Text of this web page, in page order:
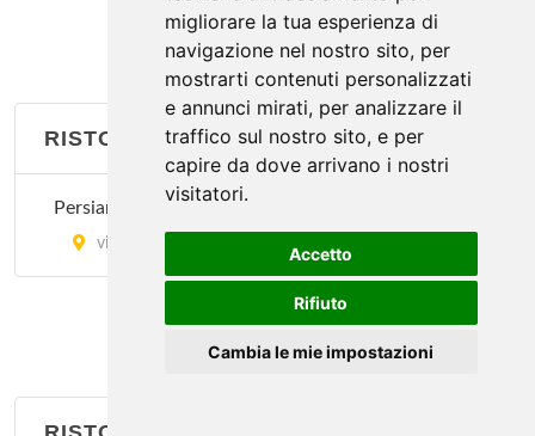
migliorare la tua esperienza di
navigazione nel nostro sito, per
mostrarti contenuti personalizzati
e annunci mirati, per analizzare il
traffico sul nostro sito, e per
capire da dove arrivano i nostri
visitatori.
Accetto
Rifiuto
Cambia le mie impostazioni
via Vitruvio 30, Milano
Le Due Specialità
via Sartirana 1, Milano
RISTORANTI ETNICI
Persian Red Rose
via Tortona 20, Milano